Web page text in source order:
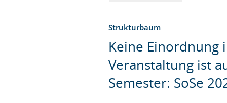
Strukturbaum
Keine Einordnung
Veranstaltung ist
Semester: SoSe